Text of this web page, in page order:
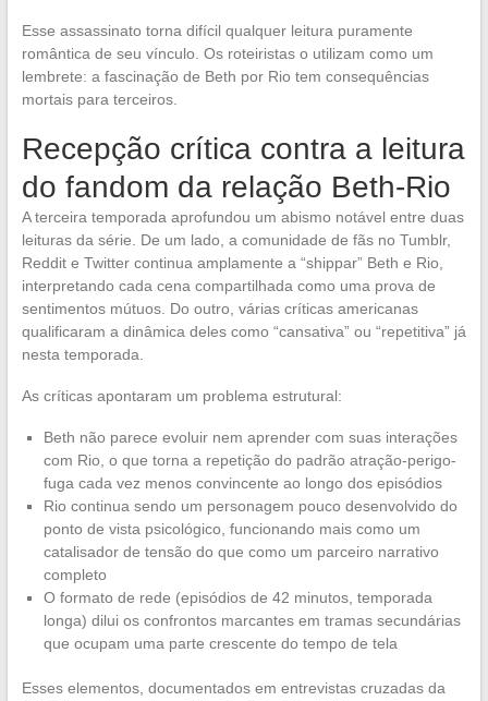
Esse assassinato torna difícil qualquer leitura puramente
romântica de seu vínculo. Os roteiristas o utilizam como um
lembrete: a fascinação de Beth por Rio tem consequências
mortais para terceiros.
Recepção crítica contra a leitura
do fandom da relação Beth-Rio
A terceira temporada aprofundou um abismo notável entre duas
leituras da série. De um lado, a comunidade de fãs no Tumblr,
Reddit e Twitter continua amplamente a “shippar” Beth e Rio,
interpretando cada cena compartilhada como uma prova de
sentimentos mútuos. Do outro, várias críticas americanas
qualificaram a dinâmica deles como “cansativa” ou “repetitiva” já
nesta temporada.
As críticas apontaram um problema estrutural:
Beth não parece evoluir nem aprender com suas interações
com Rio, o que torna a repetição do padrão atração-perigo-
fuga cada vez menos convincente ao longo dos episódios
Rio continua sendo um personagem pouco desenvolvido do
ponto de vista psicológico, funcionando mais como um
catalisador de tensão do que como um parceiro narrativo
completo
O formato de rede (episódios de 42 minutos, temporada
longa) dilui os confrontos marcantes em tramas secundárias
que ocupam uma parte crescente do tempo de tela
Esses elementos, documentados em entrevistas cruzadas da